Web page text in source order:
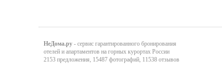
НеДома.ру - сервис гарантированного бронирования
отелей и апартаментов на горных курортах России
2153 предложения, 15487 фотографий, 11538 отзывов